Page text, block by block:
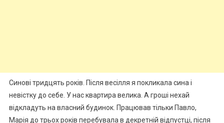
Синові тридцять років. Після весілля я покликала сина і
невістку до себе. У нас квартира велика. А гроші нехай
відкладуть на власний будинок. Працював тільки Павло,
Марія до трьох років перебувала в декретній відпустці, після